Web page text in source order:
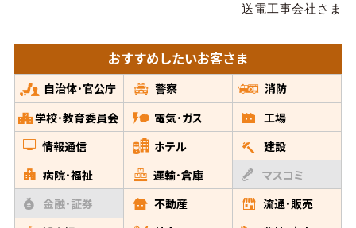
送電工事会社さま
おすすめしたいお客さま
自治体･官公庁 警察
消防
学校･教育委員会
電気･ガス
工場
情報通信
ホテル
建設
病院･福祉
運輸･倉庫
マスコミ
金融･証券
不動産
流通･販売